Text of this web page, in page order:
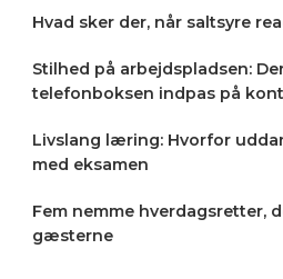
Hvad sker der, når saltsyre
Stilhed på arbejdspladsen:
telefonboksen indpas på
Livslang læring: Hvorfor
med eksamen
Fem nemme hverdagsretter,
gæsterne